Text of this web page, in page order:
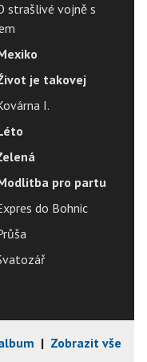
strašlivé vojně s
je takovej
I.
pro partu
do Bohnic
| Zobrazit vše